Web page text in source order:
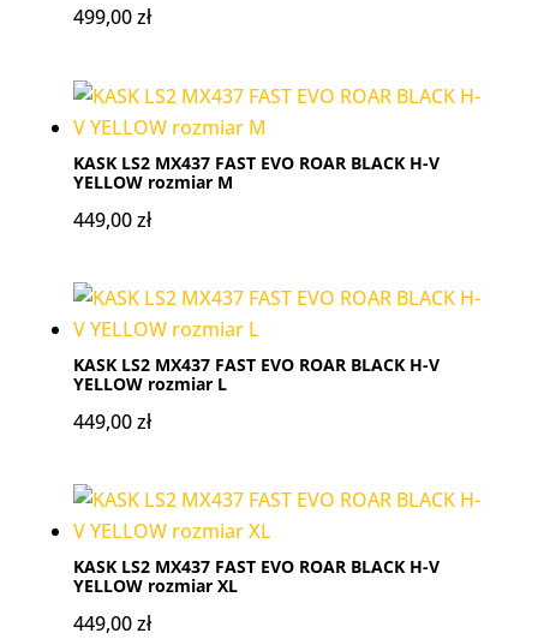
499,00zł
KASK LS2 MX437 FAST EVO ROAR BLACK H-V
YELLOW rozmiar M
449,00zł
KASK LS2 MX437 FAST EVO ROAR BLACK H-V
YELLOW rozmiar L
449,00zł
KASK LS2 MX437 FAST EVO ROAR BLACK H-V
YELLOW rozmiar XL
449,00zł